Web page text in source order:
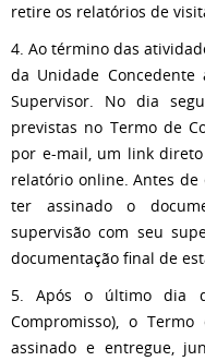
retire os relatórios de
4. Ao término das
da Unidade
Supervisor. No dia
previstas no Termo de
por e-mail, um link
relatório online. Antes de
ter assinado o
supervisão com seu
documentação final de
5. Após o último dia
Compromisso), o
assinado e entregue,